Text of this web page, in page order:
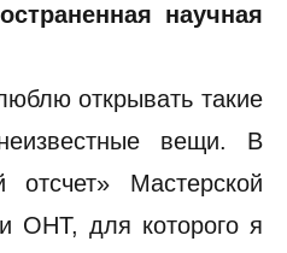
научная
открывать такие
вещи. В
отсчет» Мастерской
ОНТ, для которого я